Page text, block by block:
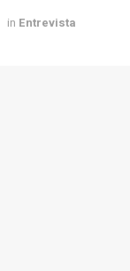
in Entrevista